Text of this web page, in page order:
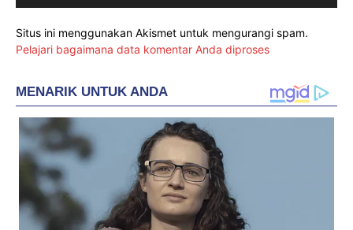
Situs ini menggunakan Akismet untuk mengurangi spam.
Pelajari bagaimana data komentar Anda diproses